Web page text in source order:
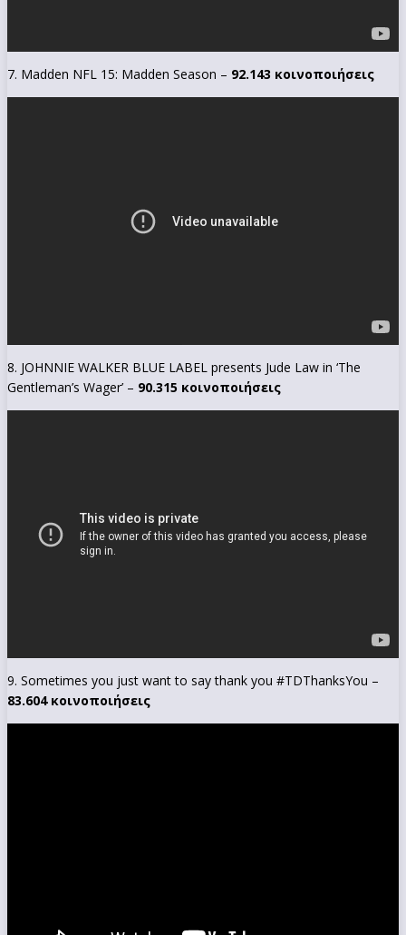
7. Madden NFL 15: Madden Season – 92.143 κοινοποιήσεις
8. JOHNNIE WALKER BLUE LABEL presents Jude Law in ‘The
Gentleman’s Wager’ – 90.315 κοινοποιήσεις
9. Sometimes you just want to say thank you #TDThanksYou –
83.604 κοινοποιήσεις